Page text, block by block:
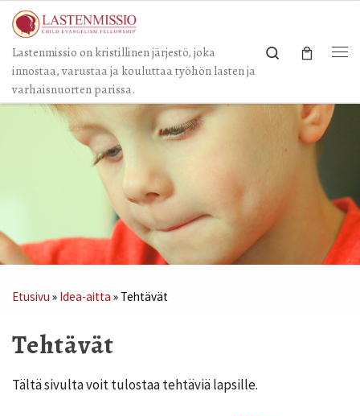
Skip to content
Lastenmissio on kristillinen järjestö, joka
innostaa, varustaa ja kouluttaa työhön lasten ja
varhaisnuorten parissa.
Search
Etusivu » Idea-aitta » Tehtävät
Tehtävät
Tältä sivulta voit tulostaa tehtäviä lapsille.